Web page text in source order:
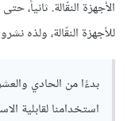
الأجهزة النقّالة. ثانياً،
للأجهزة النقّالة، ولذه
بدءًا من الحادي
استخدامنا لقابلية